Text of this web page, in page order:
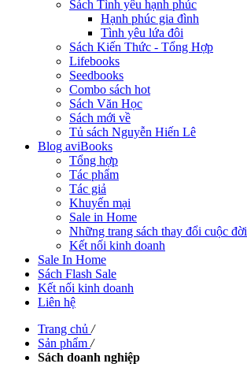
Sách Tình yêu hạnh phúc
Hạnh phúc gia đình
Tình yêu lứa đôi
Sách Kiến Thức - Tổng Hợp
Lifebooks
Seedbooks
Combo sách hot
Sách Văn Học
Sách mới về
Tủ sách Nguyễn Hiến Lê
Blog aviBooks
Tổng hợp
Tác phẩm
Tác giả
Khuyến mại
Sale in Home
Những trang sách thay đổi cuộc đời
Kết nối kinh doanh
Sale In Home
Sách Flash Sale
Kết nối kinh doanh
Liên hệ
Trang chủ /
Sản phẩm /
Sách doanh nghiệp